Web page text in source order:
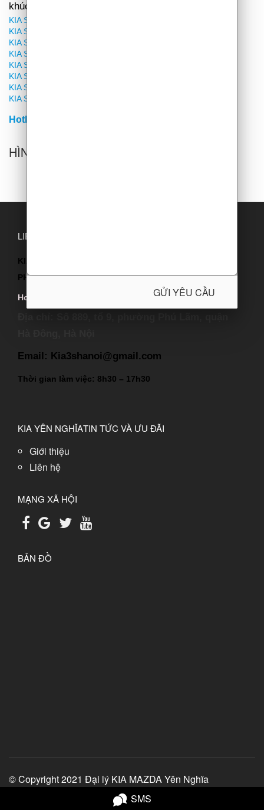
khúc C-SUV tại Việt Nam thời gian tới.
KIA SPORTAGE SIGNTURE 2.0D
KIA SPORTAGE SIGNTURE 2.0D Xline
KIA SPORTAGE SIGNTURE 1.6 Turbo
KIA SPORTAGE SIGNTURE 1.6 Turbo Xline
KIA SPORTAGE SIGNTURE 2.0G
KIA SPORTAGE SIGNTURE 2.0G Xline
KIA SPORTAGE PREMIUM 2.0G
KIA SPORTAGE LUXURY 2.0G
Hotline/Zalo: 090.123.8676
HÌNH ẢNH THỰC TẾ
LIÊN HỆ
KIA MAZDA YÊN NGHĨA - SHOWROOM CHUYÊN PHÂN
PHỐI XE KIA TẠI VIỆT NAM
Hotline: 0987 352 771
Email: Kia3shanoi@gmail.com
Thời gian làm việc: 8h30 – 17h30
KIA YÊN NGHĨA
Giới thiệu
Liên hệ
TIN TỨC VÀ ƯU ĐÃI
MẠNG XÃ HỘI
BẢN ĐỒ
© Copyright 2021 Đại lý KIA MAZDA Yên Nghĩa
SMS
GỬI YÊU CẦU